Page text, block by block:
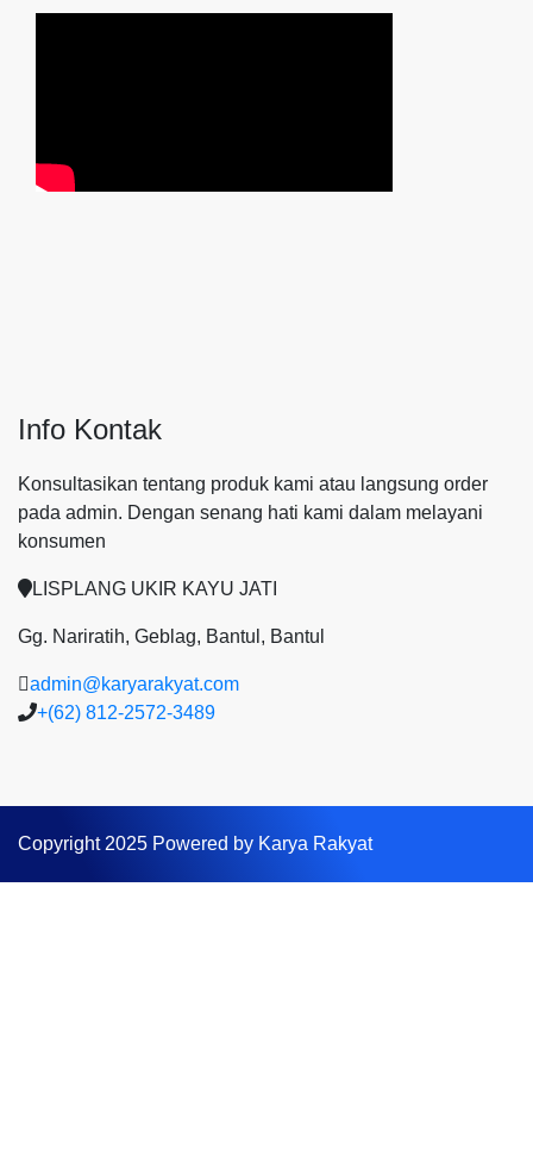
Info Kontak
Konsultasikan tentang produk kami atau langsung order
pada admin. Dengan senang hati kami dalam melayani
konsumen
LISPLANG UKIR KAYU JATI
Gg. Nariratih, Geblag, Bantul, Bantul
admin@karyarakyat.com
+(62) 812-2572-3489
Copyright 2025 Powered by Karya Rakyat